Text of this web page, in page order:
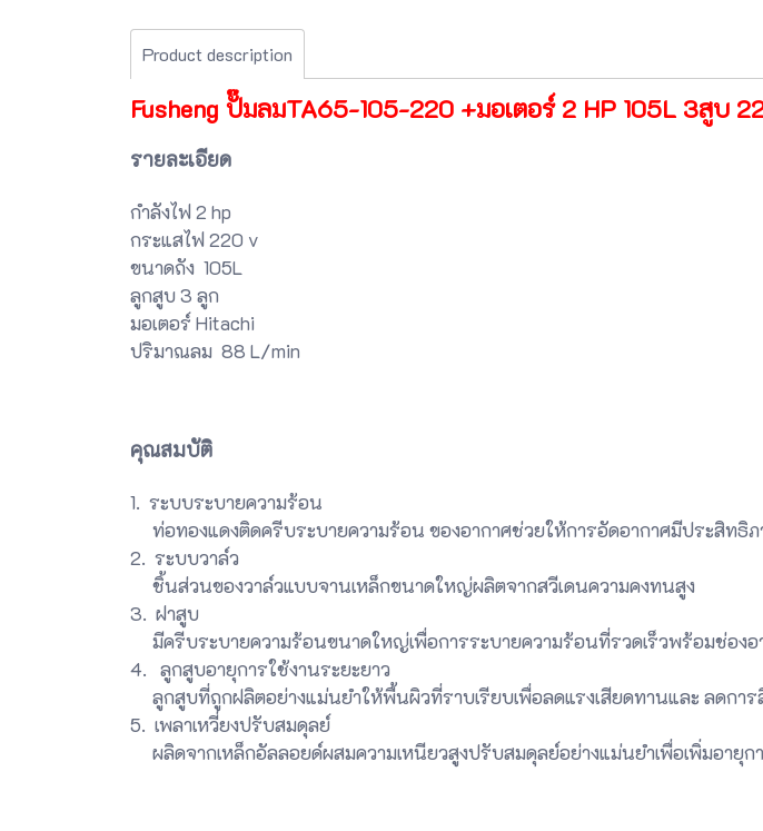
Product description
Fusheng ปั๊มลมTA65-105-220 +มอเตอร์ 2 HP 105L 3สูบ
รายละเอียด
กำลังไฟ 2 hp
กระแสไฟ 220 v
ขนาดถัง 105L
ลูกสูบ 3 ลูก
มอเตอร์ Hitachi
ปริมาณลม 88 L/min
คุณสมบัติ
1. ระบบระบายความร้อน
ท่อทองแดงติดครีบระบายความร้อน ของอากาศช่วยให้การอัดอากาศมีประสิทธิ
2. ระบบวาล์ว
ชิ้นส่วนของวาล์วแบบจานเหล็กขนาดใหญ่ผลิตจากสวีเดนความคงทนสูง
3. ฝาสูบ
มีครีบระบายความร้อนขนาดใหญ่เพื่อการระบายความร้อนที่รวดเร็วพร้อมช่องอ
4. ลูกสูบอายุการใช้งานระยะยาว
ลูกสูบที่ถูกฝลิตอย่างแม่นยำให้พื้นผิวที่ราบเรียบเพื่อลดแรงเสียดทานและ ลดกา
5. เพลาเหวี่ยงปรับสมดุลย์
ผลิดจากเหล็กอัลลอยด์ผสมความเหนียวสูงปรับสมดุลย์อย่างแม่นยำเพื่อเพิ่มอายุ